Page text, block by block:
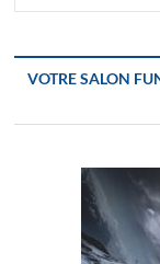
VOTRE SALON